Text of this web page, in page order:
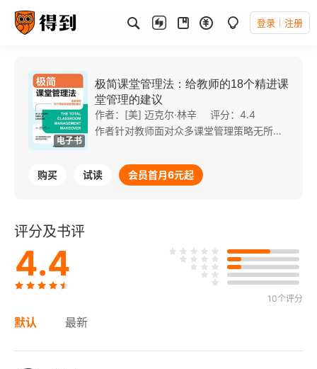
登录 注册
电子书
极简课堂管理法：给教师的18个精进课
堂管理的建议
作者：[美] 迈克尔·林辛
评分：4.4
作者针对教师面对众多课堂管理策略无所适从这一点，简明扼要地总结了课堂管理核心的18个策略。这些策略基于一种把学生的学习能力和社交能力培养放在首位的核心理念，共同构成了一套适用于中小学教师的高效课堂管理方法。 本书将从动机、行为和工作习惯三个方面来帮助教师全面精进课堂管理，使学生产生强大的内驱力去学习和成长。
购买 试读 会员首月6元起
评分及书评
4.4
10个评分
默认 最新